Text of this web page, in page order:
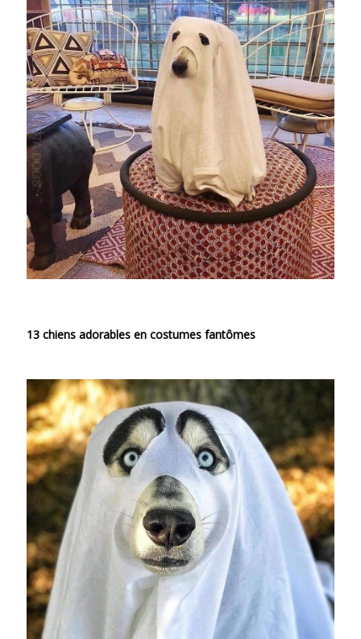
13 chiens adorables en costumes fantômes